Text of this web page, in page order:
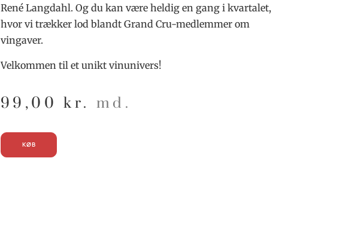
René Langdahl. Og du kan være heldig en gang i kvartalet,
hvor vi trækker lod blandt Grand Cru-medlemmer om
vingaver.
Velkommen til et unikt vinunivers!
99,00kr. md.
KØB